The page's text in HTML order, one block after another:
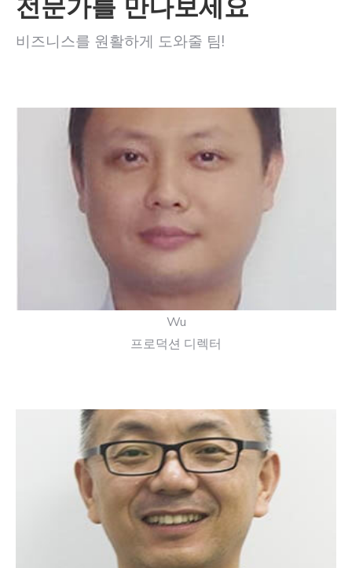
비즈니스를 원활하게 도와줄 팀!
Wu는 업계에서 헌신적인 전문가입니다. 그는 자신의
전문성을 바탕으로 모든 고객을 즐겁게 도울 것입니
다.
Wu
프로덕션 디렉터
데이비드는 자신이 하는 일을 사랑하는 문제 해결사
입니다.